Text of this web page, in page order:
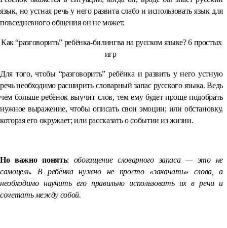
язык, но устная речь у него развита слабо и использовать язык для
повседневного общения он не может.
Как “разговорить” ребёнка-билингва на русском языке? 6 простых
игр
Для того, чтобы “разговорить” ребёнка и развить у него устную
речь необходимо расширить словарный запас русского языка. Ведь
чем больше ребёнок выучит слов, тем ему будет проще подобрать
нужное выражение, чтобы описать свои эмоции; или обстановку,
которая его окружает; или рассказать о событии из жизни.
Но важно понять: обогащение словарного запаса — это не
самоцель. В ребёнка нужно не просто «закачать» слова, а
необходимо научить его правильно использовать их в речи и
сочетать между собой.